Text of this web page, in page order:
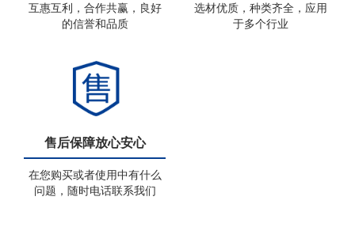
互惠互利，合作共赢，良好
的信誉和品质
选材优质，种类齐全，应用
于多个行业
售后保障放心安心
在您购买或者使用中有什么
问题，随时电话联系我们